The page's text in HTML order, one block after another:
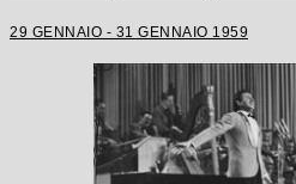
29 GENNAIO - 31 GENNAIO 1959